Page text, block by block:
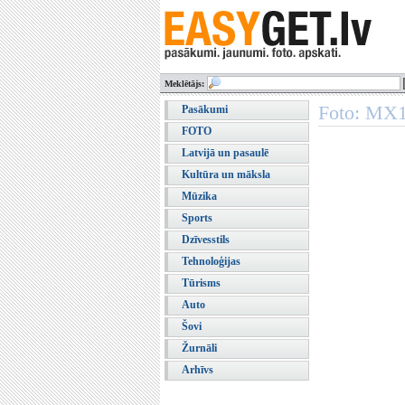
Meklētājs:
Pasākumi
FOTO
Latvijā un pasaulē
Kultūra un māksla
Mūzika
Sports
Dzīvesstils
Tehnoloģijas
Tūrisms
Auto
Šovi
Žurnāli
Arhīvs
Foto: